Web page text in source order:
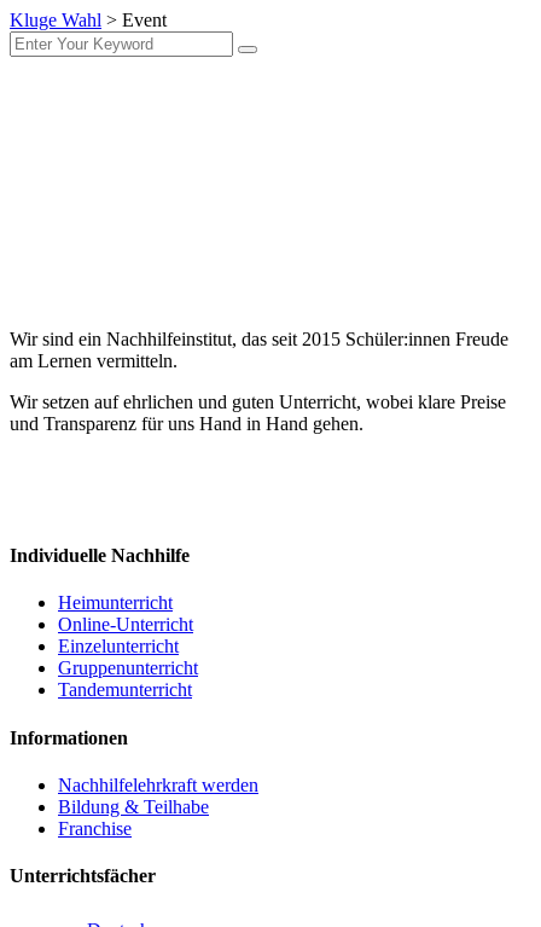
Kluge Wahl > Event
Wir sind ein Nachhilfeinstitut, das seit 2015 Schüler:innen Freude
am Lernen vermitteln.
Wir setzen auf ehrlichen und guten Unterricht, wobei klare Preise
und Transparenz für uns Hand in Hand gehen.
Individuelle Nachhilfe
Heimunterricht
Online-Unterricht
Einzelunterricht
Gruppenunterricht
Tandemunterricht
Informationen
Nachhilfelehrkraft werden
Bildung & Teilhabe
Franchise
Unterrichtsfächer